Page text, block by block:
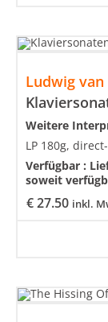
Ludwig
€27.50 inkl.
Weitere
LP 180g,
Verfügbar :
soweit